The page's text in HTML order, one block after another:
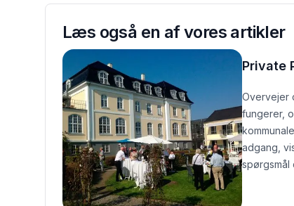
Læs også en af vores artikler
Private
Overvejer
fungerer,
adgang,
spørgsmål